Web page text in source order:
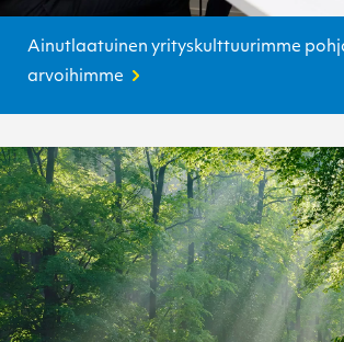
Ainutlaatuinen yrityskulttuurimme
arvoihimme